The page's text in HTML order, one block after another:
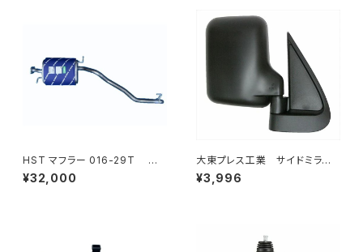
HST マフラー 016-29T コ
モ JVR2E26 イスズ 本体オー
ルステンレス 車検対応 純正同
¥32,000
大東プレス工業 サイドミラー/
バックミラー ダイハツ ハイ
ゼット トラック 右 99年～
¥3,996